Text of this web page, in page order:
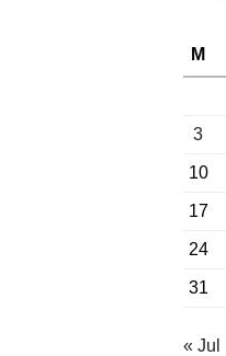
M
3
10
17
24
31
« Jul